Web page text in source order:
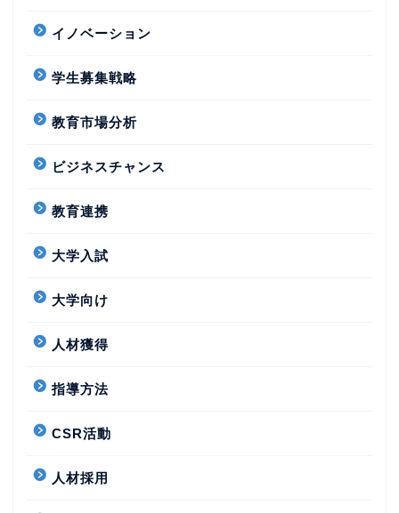
イノベーション
学生募集戦略
教育市場分析
ビジネスチャンス
教育連携
大学入試
大学向け
人材獲得
指導方法
CSR活動
人材採用